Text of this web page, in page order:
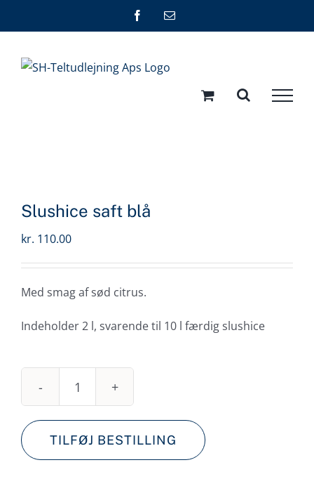
to
Facebook
E-
Slushice saft blå
kr. 110.00
Med smag af sød citrus.
Indeholder 2 l, svarende til 10 l færdig slushice
blå
antal
TILFØJ BESTILLING